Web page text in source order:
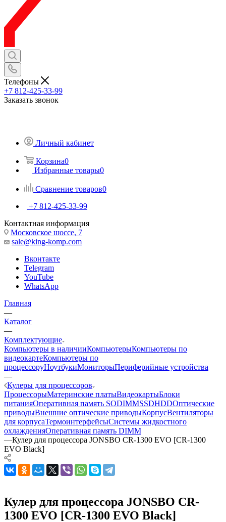
Телефоны
+7 812-425-33-99
Заказать звонок
Личный кабинет
Корзина0
Избранные товары0
Сравнение товаров0
+7 812-425-33-99
Контактная информация
Московское шоссе, 7
sale@king-komp.com
Вконтакте
Telegram
YouTube
WhatsApp
Главная
—
Каталог
—
Комплектующие
Компьютеры в наличииКомпьютерыКомпьютеры по
видеокартеКомпьютеры по
процессоруНоутбукиМониторыПериферийные устройства
—
Кулеры для процессоров
ПроцессорыМатеринские платыВидеокартыБлоки
питанияОперативная память SODIMMSSDHDDОптические
приводыВнешние оптические приводыКорпусВентиляторы
для корпусаТермоинтерфейсыСистемы жидкостного
охлажденияОперативная память DIMM
—Кулер для процессора JONSBO CR-1300 EVO [CR-1300
EVO Black]
Кулер для процессора JONSBO CR-
1300 EVO [CR-1300 EVO Black]